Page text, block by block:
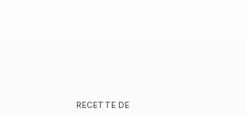
RECETTE DE